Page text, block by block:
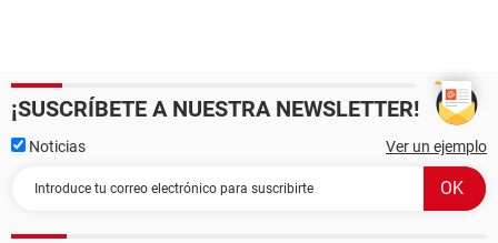
¡SUSCRÍBETE A NUESTRA NEWSLETTER!
Noticias Ver un ejemplo